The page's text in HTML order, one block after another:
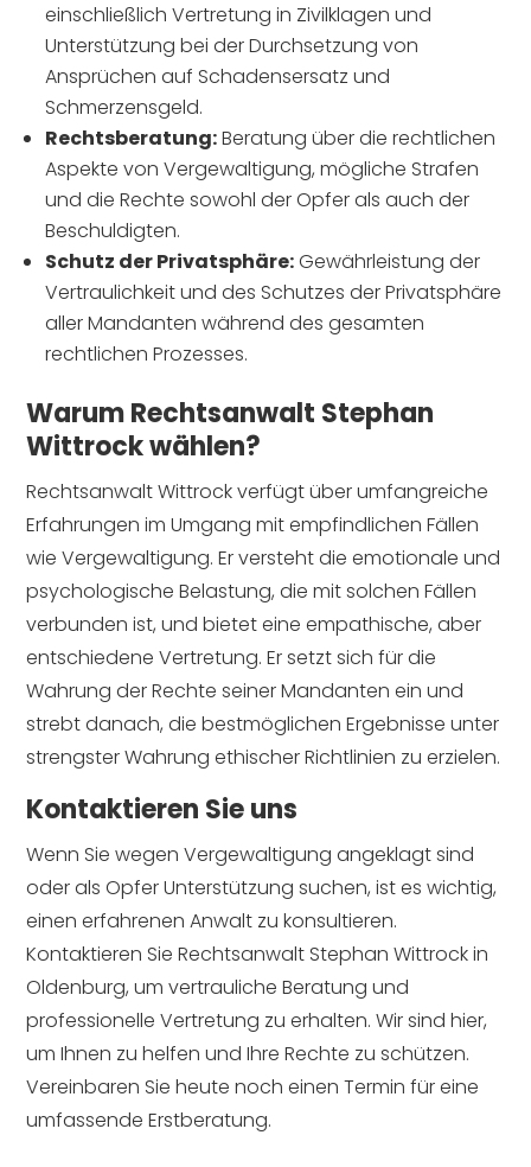
einschließlich Vertretung in Zivilklagen und
Unterstützung bei der Durchsetzung von
Ansprüchen auf Schadensersatz und
Schmerzensgeld.
Rechtsberatung:Beratung über die rechtlichen
Aspekte von Vergewaltigung, mögliche Strafen
und die Rechte sowohl der Opfer als auch der
Beschuldigten.
Schutz der Privatsphäre:Gewährleistung der
Vertraulichkeit und des Schutzes der Privatsphäre
aller Mandanten während des gesamten
rechtlichen Prozesses.
Warum Rechtsanwalt Stephan
Wittrock wählen?
Rechtsanwalt Wittrock verfügt über umfangreiche
Erfahrungen im Umgang mit empfindlichen Fällen
wie Vergewaltigung. Er versteht die emotionale und
psychologische Belastung, die mit solchen Fällen
verbunden ist, und bietet eine empathische, aber
entschiedene Vertretung. Er setzt sich für die
Wahrung der Rechte seiner Mandanten ein und
strebt danach, die bestmöglichen Ergebnisse unter
strengster Wahrung ethischer Richtlinien zu erzielen.
Kontaktieren Sie uns
Wenn Sie wegen Vergewaltigung angeklagt sind
oder als Opfer Unterstützung suchen, ist es wichtig,
einen erfahrenen Anwalt zu konsultieren.
Kontaktieren Sie Rechtsanwalt Stephan Wittrock in
Oldenburg, um vertrauliche Beratung und
professionelle Vertretung zu erhalten. Wir sind hier,
um Ihnen zu helfen und Ihre Rechte zu schützen.
Vereinbaren Sie heute noch einen Termin für eine
umfassende Erstberatung.